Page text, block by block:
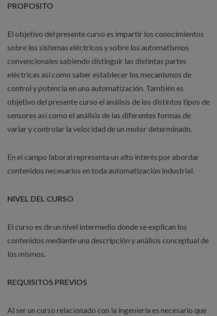
PROPOSITO
El objetivo del presente curso es impartir los conocimientos
sobre los sistemas eléctricos y sobre los automatismos
convencionales sabiendo distinguir las distintas partes
eléctricas así como saber establecer los mecanismos de
control y potencia en una automatización. También es
objetivo del presente curso el análisis de los distintos tipos de
sensores así como el análisis de las diferentes formas de
variar y controlar la velocidad de un motor determinado.
En el campo laboral representa un alto interés por abordar
contenidos necesarios en toda automatización industrial.
NIVEL DEL CURSO
El curso es de un nivel intermedio donde se explican los
contenidos mediante una descripción y análisis conceptual de
los mismos.
REQUISITOS PREVIOS
Al ser un curso relacionado con la ingeniería es necesario que